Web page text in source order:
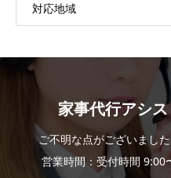
対応地域
家事代行アシ
ご不明な点がございまし
営業時間：受付時間 9:00